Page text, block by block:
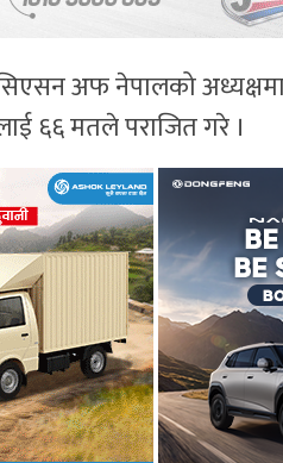
अफ नेपालको
६६ मतले पराजित गरे ।